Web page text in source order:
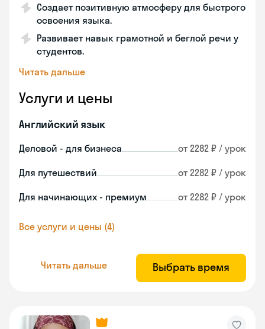
Создает позитивную атмосферу для быстрого
освоения языка.
Развивает навык грамотной и беглой речи у
студентов.
Читать дальше
Услуги и цены
Английский язык
Деловой - для бизнеса от 2282 ₽ / урок
Для путешествий от 2282 ₽ / урок
Для начинающих - премиум от 2282 ₽ / урок
Все услуги и цены (4)
Читать дальше Выбрать время